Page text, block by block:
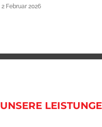
2 Februar 2026
UNSERE